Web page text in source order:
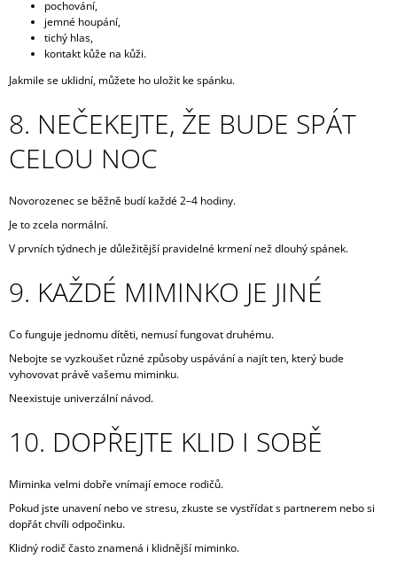
pochování,
jemné houpání,
tichý hlas,
kontakt kůže na kůži.
Jakmile se uklidní, můžete ho uložit ke spánku.
8. NEČEKEJTE, ŽE BUDE SPÁT
CELOU NOC
Novorozenec se běžně budí každé 2–4 hodiny.
Je to zcela normální.
V prvních týdnech je důležitější pravidelné krmení než dlouhý spánek.
9. KAŽDÉ MIMINKO JE JINÉ
Co funguje jednomu dítěti, nemusí fungovat druhému.
Nebojte se vyzkoušet různé způsoby uspávání a najít ten, který bude
vyhovovat právě vašemu miminku.
Neexistuje univerzální návod.
10. DOPŘEJTE KLID I SOBĚ
Miminka velmi dobře vnímají emoce rodičů.
Pokud jste unavení nebo ve stresu, zkuste se vystřídat s partnerem nebo si
dopřát chvíli odpočinku.
Klidný rodič často znamená i klidnější miminko.